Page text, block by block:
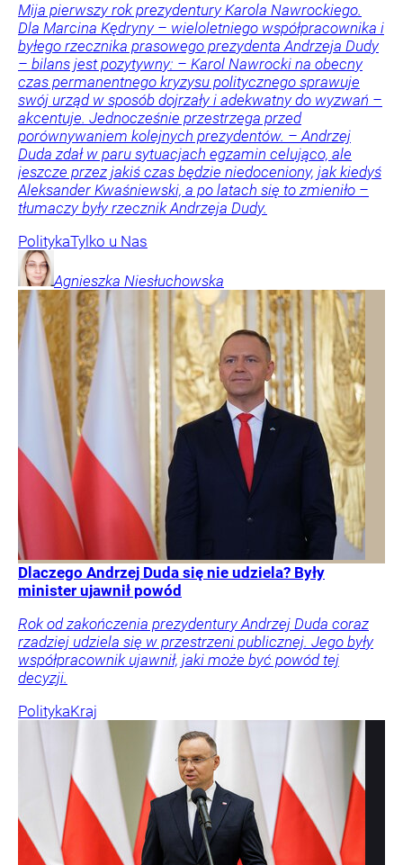
Mija pierwszy rok prezydentury Karola Nawrockiego.
Dla Marcina Kędryny – wieloletniego współpracownika i
byłego rzecznika prasowego prezydenta Andrzeja Dudy
– bilans jest pozytywny: – Karol Nawrocki na obecny
czas permanentnego kryzysu politycznego sprawuje
swój urząd w sposób dojrzały i adekwatny do wyzwań –
akcentuje. Jednocześnie przestrzega przed
porównywaniem kolejnych prezydentów. – Andrzej
Duda zdał w paru sytuacjach egzamin celująco, ale
jeszcze przez jakiś czas będzie niedoceniony, jak kiedyś
Aleksander Kwaśniewski, a po latach się to zmieniło –
tłumaczy były rzecznik Andrzeja Dudy.
PolitykaTylko u Nas
Agnieszka Niesłuchowska
Dlaczego Andrzej Duda się nie udziela? Były
minister ujawnił powód
Rok od zakończenia prezydentury Andrzej Duda coraz
rzadziej udziela się w przestrzeni publicznej. Jego były
współpracownik ujawnił, jaki może być powód tej
decyzji.
PolitykaKraj